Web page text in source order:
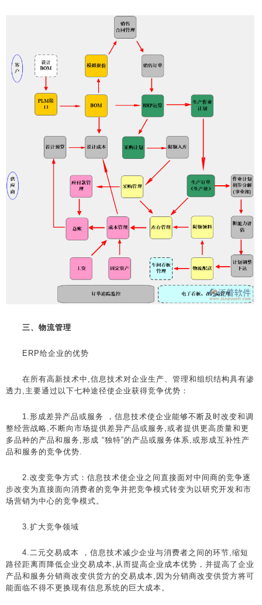
三、物流管理
ERP给企业的优势
在所有高新技术中,信息技术对企业生产、管理和组织结构具有渗
透力,主要通过以下七种途径使企业获得竞争优势：
1.形成差异产品或服务 ，信息技术使企业能够不断及时改变和调
整经营战略,不断向市场提供差异产品或服务,或者提供更高质量和更
多品种的产品和服务,形成 “独特”的产品或服务体系,或形成互补性产
品和服务的竞争优势.
2.改变竞争方式：信息技术使企业之间直接面对中间商的竞争逐
步改变为直接面向消费者的竞争并把竞争模式转变为以研究开发和市
场营销为中心的竞争模式。
3.扩大竞争领域
4.二元交易成本 ，信息技术减少企业与消费者之间的环节,缩短
路径距离而降低企业交易成本,从而提高企业成本优势，并提高了企业
产品和服务分销商改变供货方的交易成本,因为分销商改变供货方将可
能面临不得不更换现有信息系统的巨大成本。